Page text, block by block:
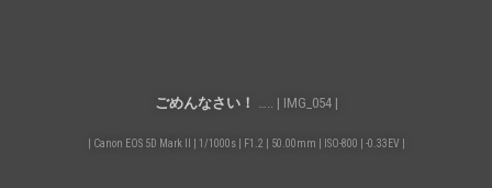
ごめんなさい！ ….. | IMG_054 |
| Canon EOS 5D Mark II | 1/1000s | F1.2 | 50.00mm | ISO-800 | -0.33EV |